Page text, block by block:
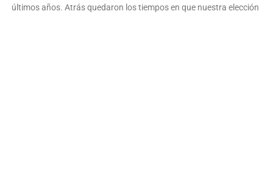
últimos años. Atrás quedaron los tiempos en que nuestra elección